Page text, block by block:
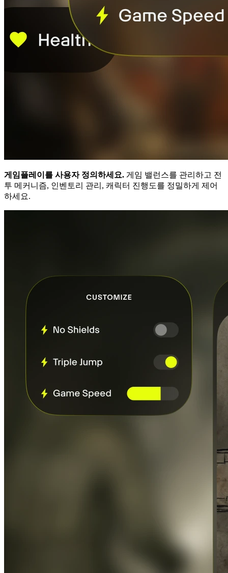
게임플레이를 사용자 정의하세요. 게임 밸런스를 관리하고 전
투 메커니즘, 인벤토리 관리, 캐릭터 진행도를 정밀하게 제어
하세요.